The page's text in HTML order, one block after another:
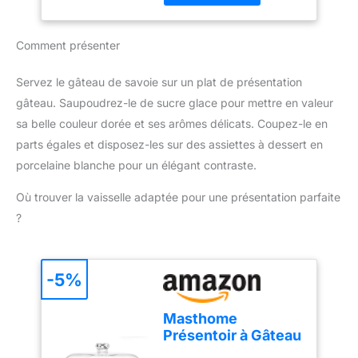
International Ltd, édition
Home and Garden 2019,
endommager le moule.
【Lavage à la main
nettoyage, veuillez
choisir des outils doux et
des détergents doux
revêtement antiadhésif.
d'utilisation : Poignée
ergonomique et bouton
changement rapide des
accessoires. Compact et
pratique pour un usage
quotidien : Léger, doté
d'un design compact, ce
mixeur est facile à ranger
et parfait pour toutes vos
Comment présenter
Servez le gâteau de savoie sur un plat de présentation
gâteau. Saupoudrez-le de sucre glace pour mettre en valeur
sa belle couleur dorée et ses arômes délicats. Coupez-le en
parts égales et disposez-les sur des assiettes à dessert en
porcelaine blanche pour un élégant contraste.
Où trouver la vaisselle adaptée pour une présentation parfaite
?
Masthome
Présentoir à Gâteau
-5%